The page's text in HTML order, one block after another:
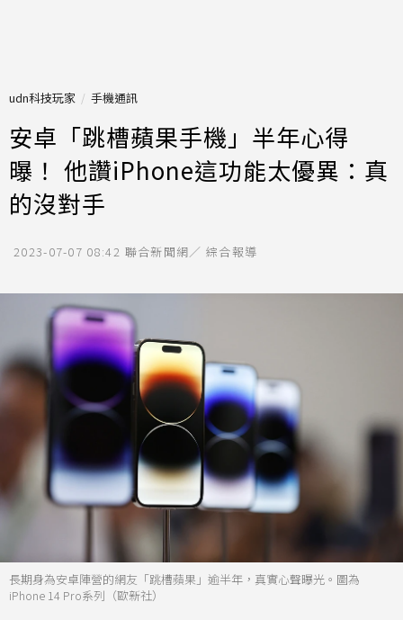
udn科技玩家 手機通訊
安卓「跳槽蘋果手機」半年心得
曝！ 他讚iPhone這功能太優異：真
的沒對手
2023-07-07 08:42 聯合新聞網／ 綜合報導
長期身為安卓陣營的網友「跳槽蘋果」逾半年，真實心聲曝光。圖為
iPhone 14 Pro系列（歐新社）